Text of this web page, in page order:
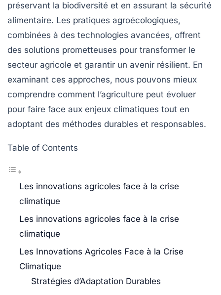
préservant la biodiversité et en assurant la sécurité
alimentaire. Les pratiques agroécologiques,
combinées à des technologies avancées, offrent
des solutions prometteuses pour transformer le
secteur agricole et garantir un avenir résilient. En
examinant ces approches, nous pouvons mieux
comprendre comment l’agriculture peut évoluer
pour faire face aux enjeux climatiques tout en
adoptant des méthodes durables et responsables.
Table of Contents
Les innovations agricoles face à la crise
climatique
Les innovations agricoles face à la crise
climatique
Les Innovations Agricoles Face à la Crise
Climatique
Stratégies d’Adaptation Durables